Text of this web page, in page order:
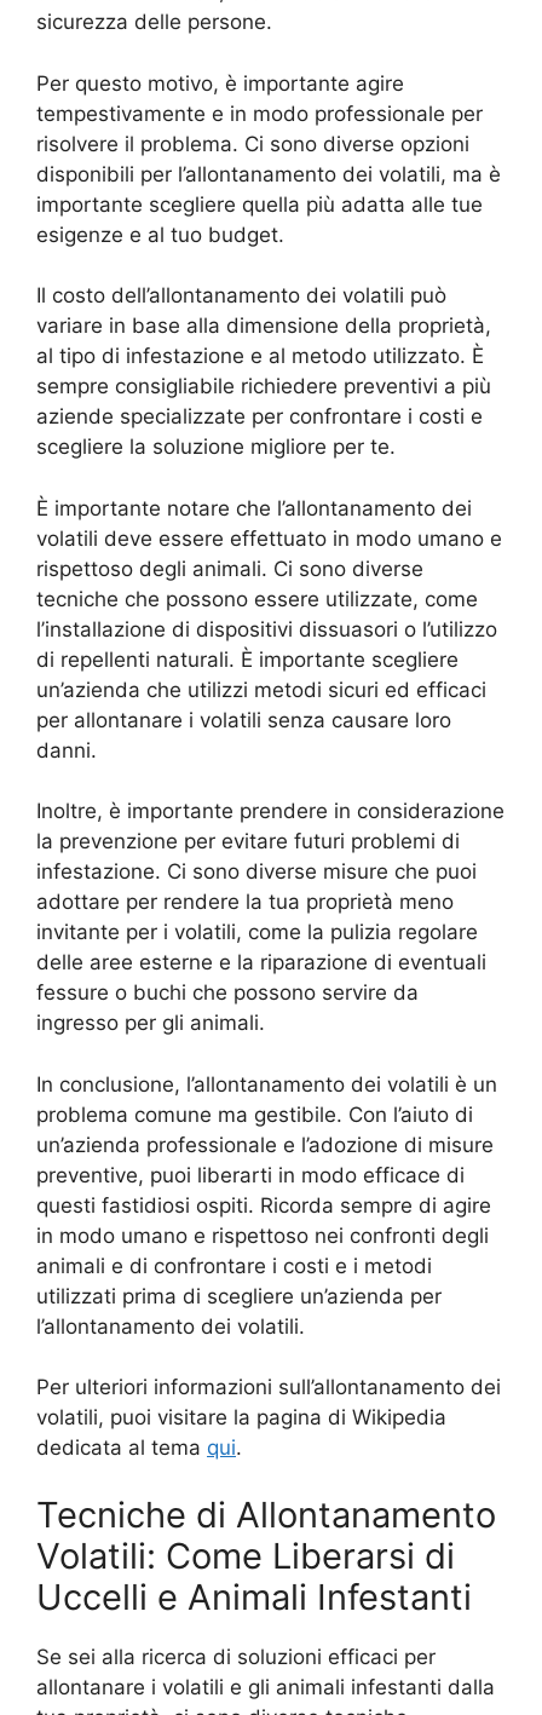
sicurezza delle persone.
Per questo motivo, è importante agire
tempestivamente e in modo professionale per
risolvere il problema. Ci sono diverse opzioni
disponibili per l’allontanamento dei volatili, ma è
importante scegliere quella più adatta alle tue
esigenze e al tuo budget.
Il costo dell’allontanamento dei volatili può
variare in base alla dimensione della proprietà,
al tipo di infestazione e al metodo utilizzato. È
sempre consigliabile richiedere preventivi a più
aziende specializzate per confrontare i costi e
scegliere la soluzione migliore per te.
È importante notare che l’allontanamento dei
volatili deve essere effettuato in modo umano e
rispettoso degli animali. Ci sono diverse
tecniche che possono essere utilizzate, come
l’installazione di dispositivi dissuasori o l’utilizzo
di repellenti naturali. È importante scegliere
un’azienda che utilizzi metodi sicuri ed efficaci
per allontanare i volatili senza causare loro
danni.
Inoltre, è importante prendere in considerazione
la prevenzione per evitare futuri problemi di
infestazione. Ci sono diverse misure che puoi
adottare per rendere la tua proprietà meno
invitante per i volatili, come la pulizia regolare
delle aree esterne e la riparazione di eventuali
fessure o buchi che possono servire da
ingresso per gli animali.
In conclusione, l’allontanamento dei volatili è un
problema comune ma gestibile. Con l’aiuto di
un’azienda professionale e l’adozione di misure
preventive, puoi liberarti in modo efficace di
questi fastidiosi ospiti. Ricorda sempre di agire
in modo umano e rispettoso nei confronti degli
animali e di confrontare i costi e i metodi
utilizzati prima di scegliere un’azienda per
l’allontanamento dei volatili.
Per ulteriori informazioni sull’allontanamento dei
volatili, puoi visitare la pagina di Wikipedia
dedicata al tema qui.
Tecniche di Allontanamento
Volatili: Come Liberarsi di
Uccelli e Animali Infestanti
Se sei alla ricerca di soluzioni efficaci per
allontanare i volatili e gli animali infestanti dalla